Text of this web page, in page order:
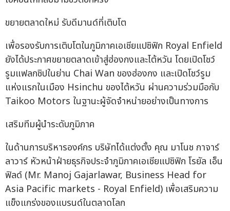
ขยายตลาดใหม่ รับดีมานด์ที่เติบโต
เพื่อรองรับการเติบโตในภูมิภาคเอเชียแปซิฟิก Royal Enfield
ยังได้ประกาศขยายตลาดเข้าสู่ฮ่องกงและไต้หวัน โดยเปิดโชว์
รูมแฟลกชิปในย่าน Chai Wan ของฮ่องกง และเปิดโชว์รูม
แห่งแรกในเมือง Hsinchu ของไต้หวัน ผ่านความร่วมมือกับ
Taikoo Motors ในฐานะผู้จัดจำหน่ายอย่างเป็นทางการ
เสริมทีมผู้นำระดับภูมิภาค
ในด้านการบริหารองค์กร บริษัทได้แต่งตั้ง คุณ มาโนช กาจาร์
ลาวาร์ หัวหน้าฝ่ายธุรกิจประจำภูมิภาคเอเชียแปซิฟิก โรยัล เอ็น
ฟิลด์ (Mr. Manoj Gajarlawar, Business Head for
Asia Pacific markets - Royal Enfield) เพื่อเสริมความ
แข็งแกร่งของแบรนด์ในตลาดโลก